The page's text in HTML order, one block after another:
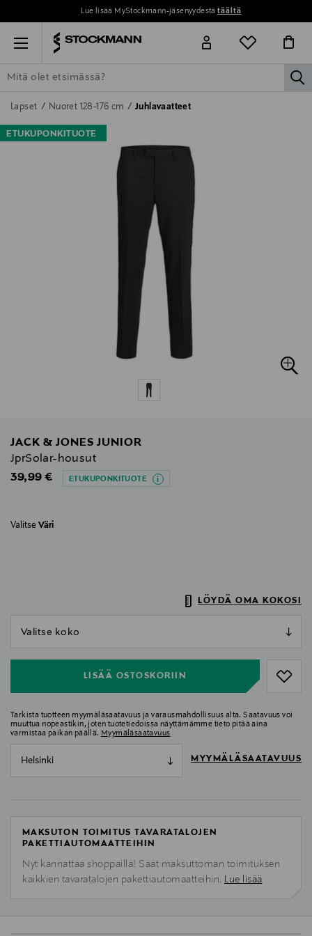
Lue lisää MyStockmann-jäsenyydestätäältä
Menu
ETSI KAIKKI NAISET MIEHET LAPSET
Lapset Nuoret 128-176 cm Juhlavaatteet
ETUKUPONKITUOTE
JACK & JONES JUNIOR
JprSolar-housut
Original Price
39,99 € ETUKUPONKITUOTE
Valitse Väri
LÖYDÄ OMA KOKOSI
LISÄÄ OSTOSKORIIN
Tarkista tuotteen myymäläsaatavuus ja varausmahdollisuus alta. Saatavuus voi
muuttua nopeastikin, joten tuotetiedoissa näyttämämme tieto pitää aina
varmistaa paikan päällä. Myymäläsaatavuus
Helsinki MYYMÄLÄSAATAVUUS
MAKSUTON TOIMITUS TAVARATALOJEN
PAKETTIAUTOMAATTEIHIN
Nyt kannattaa shoppailla! Saat maksuttoman toimituksen
kaikkien tavaratalojen pakettiautomaatteihin. Lue lisää